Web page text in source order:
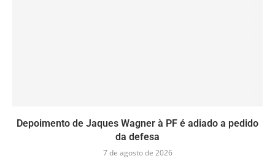
Depoimento de Jaques Wagner à PF é adiado a pedido
da defesa
7 de agosto de 2026